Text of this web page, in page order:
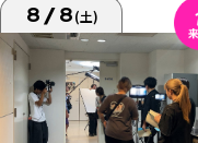
8/8(土)